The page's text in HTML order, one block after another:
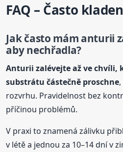
FAQ – Často
Jak často mám anturii
aby nechřadla?
Anturii zalévejte až ve chvíli,
substrátu částečně proschne
rozvrhu. Pravidelnost bez
příčinou problémů.
V praxi to znamená zálivku
v létě a jednou za 10–14 dní v